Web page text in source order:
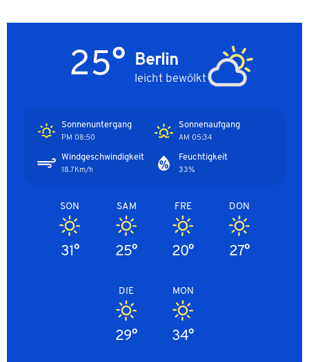
Berlin
leicht bewölkt
25°
Sonnenaufgang
05:34 AM
Sonnenuntergang
08:50 PM
Feuchtigkeit
33%
Windgeschwindigkeit
18.7Km/h
DON
27°
FRE
20°
SAM
25°
SON
31°
MON
34°
DIE
29°